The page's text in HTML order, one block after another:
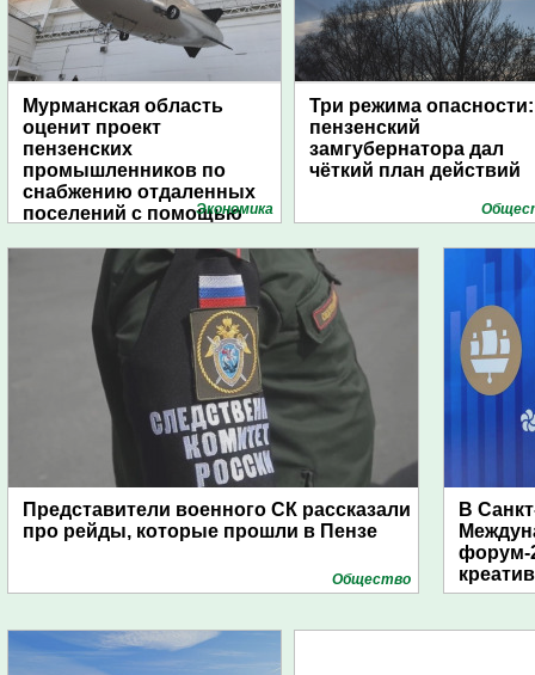
Мурманская область
оценит проект
пензенских
промышленников по
снабжению отдаленных
поселений с помощью
Экономика
Три режима опасности:
пензенский
замгубернатора дал
чёткий план действий
Представители военного СК рассказали
про рейды, которые прошли в Пензе
Общество
В
форум-